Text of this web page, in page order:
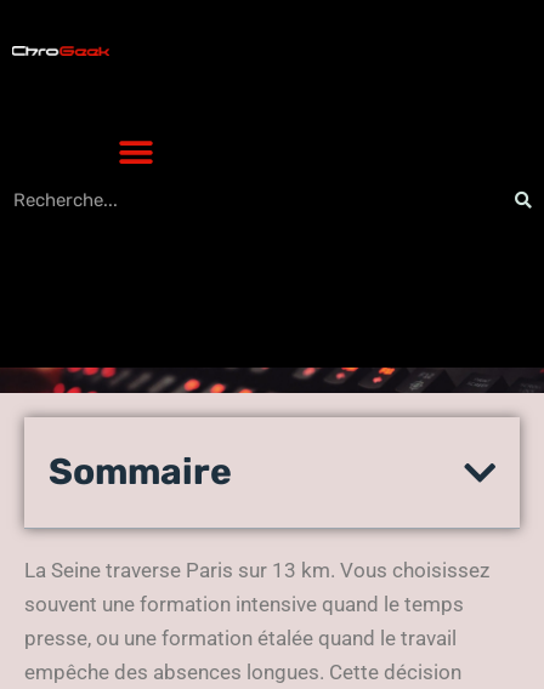
Paris : Le choix entre
étalée sur plusieurs mois
Sommaire
La Seine traverse Paris sur 13 km. Vous choisissez
souvent une formation intensive quand le temps
presse, ou une formation étalée quand le travail
empêche des absences longues. Cette décision